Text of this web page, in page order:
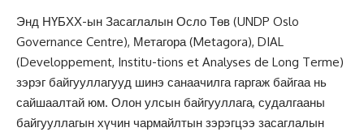
Энд НҮБХХ-ын Засаглалын Осло Төв (UNDP Oslo
Governance Centre), Метагора (Metagora), DIAL
(Developpement, Institu-tions et Analyses de Long Terme)
зэрэг байгууллагууд шинэ санаачилга гаргаж байгаа нь
сайшаалтай юм. Олон улсын байгууллага, судалгааны
байгууллагын хүчин чармайлтын зэрэгцээ засаглалын